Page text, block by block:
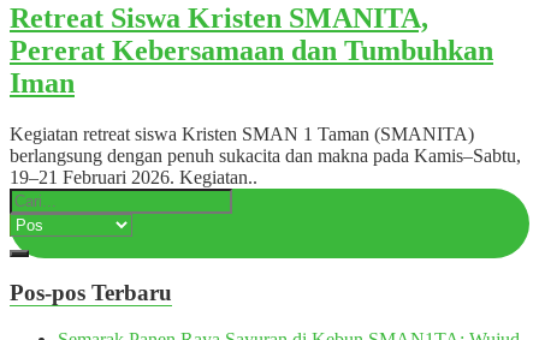
Retreat Siswa Kristen SMANITA,
Pererat Kebersamaan dan Tumbuhkan
Iman
Kegiatan retreat siswa Kristen SMAN 1 Taman (SMANITA)
berlangsung dengan penuh sukacita dan makna pada Kamis–Sabtu,
19–21 Februari 2026. Kegiatan..
Pos-pos Terbaru